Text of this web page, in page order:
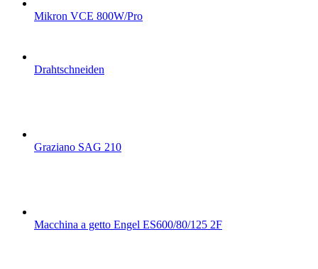
Mikron VCE 800W/Pro
Drahtschneiden
Graziano SAG 210
Macchina a getto Engel ES600/80/125 2F